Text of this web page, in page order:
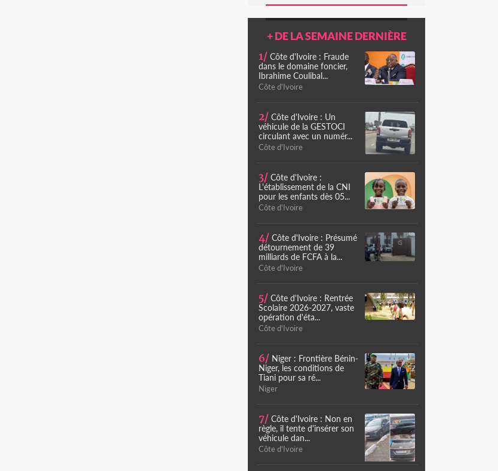
+ DE LA SEMAINE DERNIÈRE
1/ Côte d'Ivoire : Fraude
dans le domaine foncier,
Ibrahime Coulibal...
Côte d'Ivoire
2/ Côte d'Ivoire : Un
véhicule de la GESTOCI
circulant avec un numér...
Côte d'Ivoire
3/ Côte d'Ivoire :
L'établissement de la CNI
pour les enfants dès 05...
Côte d'Ivoire
4/ Côte d'Ivoire : Présumé
détournement de 39
milliards de FCFA à la...
Côte d'Ivoire
5/ Côte d'Ivoire : Rentrée
Scolaire 2026-2027, vaste
opération d'éta...
Côte d'Ivoire
6/ Niger : Frontière Bénin-
Niger, les conditions de
Tiani pour sa ré...
Niger
7/ Côte d'Ivoire : Non en
règle, il tente d'insérer son
véhicule dan...
Côte d'Ivoire